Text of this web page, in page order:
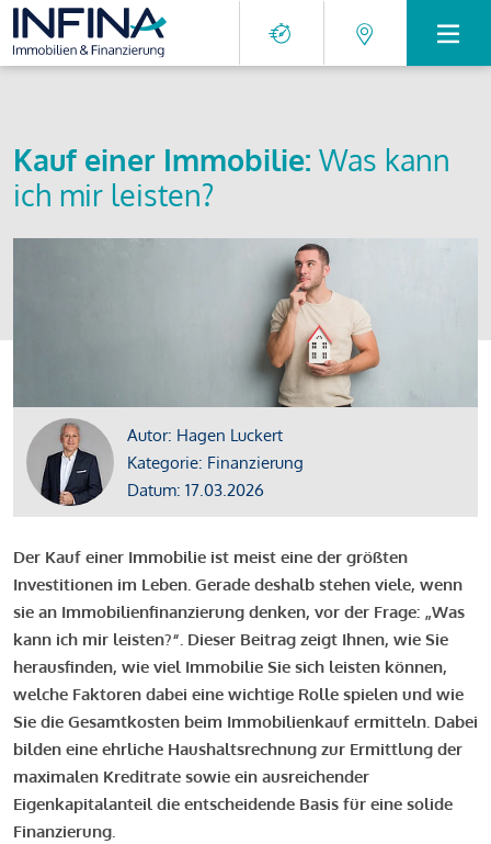
Kauf einer Immobilie: Was kann
ich mir leisten?
Autor: Hagen Luckert
Kategorie: Finanzierung
Datum: 17.03.2026
Der Kauf einer Immobilie ist meist eine der größten
Investitionen im Leben. Gerade deshalb stehen viele, wenn
sie an Immobilienfinanzierung denken, vor der Frage: „Was
kann ich mir leisten?“. Dieser Beitrag zeigt Ihnen, wie Sie
herausfinden, wie viel Immobilie Sie sich leisten können,
welche Faktoren dabei eine wichtige Rolle spielen und wie
Sie die Gesamtkosten beim Immobilienkauf ermitteln. Dabei
bilden eine ehrliche Haushaltsrechnung zur Ermittlung der
maximalen Kreditrate sowie ein ausreichender
Eigenkapitalanteil die entscheidende Basis für eine solide
Finanzierung.